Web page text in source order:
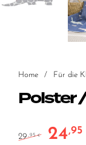
Home / Für die
Polster
29 ,95€ 24,95